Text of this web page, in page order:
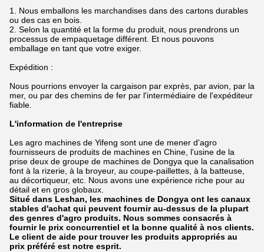
1. Nous emballons les marchandises dans des cartons durables
ou des cas en bois.
2. Selon la quantité et la forme du produit, nous prendrons un
processus de empaquetage différent. Et nous pouvons
emballage en tant que votre exiger.
Expédition :
Nous pourrions envoyer la cargaison par exprès, par avion, par la
mer, ou par des chemins de fer par l'intermédiaire de l'expéditeur
fiable.
L'information de l'entreprise
Les agro machines de Yifeng sont une de mener d'agro
fournisseurs de produits de machines en Chine, l'usine de la
prise deux de groupe de machines de Dongya que la canalisation
font à la rizerie, à la broyeur, au coupe-paillettes, à la batteuse,
au décortiqueur, etc. Nous avons une expérience riche pour au
détail et en gros globaux.
Situé dans Leshan, les machines de Dongya ont les canaux
stables d'achat qui peuvent fournir au-dessus de la plupart
des genres d'agro produits. Nous sommes consacrés à
fournir le prix concurrentiel et la bonne qualité à nos clients.
Le client de aide pour trouver les produits appropriés au
prix préféré est notre esprit.